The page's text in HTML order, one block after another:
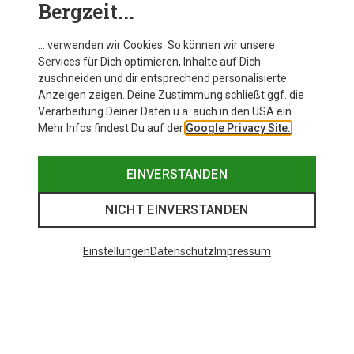
Bergzeit...
… verwenden wir Cookies. So können wir unsere
Services für Dich optimieren, Inhalte auf Dich
zuschneiden und dir entsprechend personalisierte
Anzeigen zeigen. Deine Zustimmung schließt ggf. die
Verarbeitung Deiner Daten u.a. auch in den USA ein.
Mehr Infos findest Du auf der Google Privacy Site.
EINVERSTANDEN
NICHT EINVERSTANDEN
EinstellungenDatenschutz Impressum